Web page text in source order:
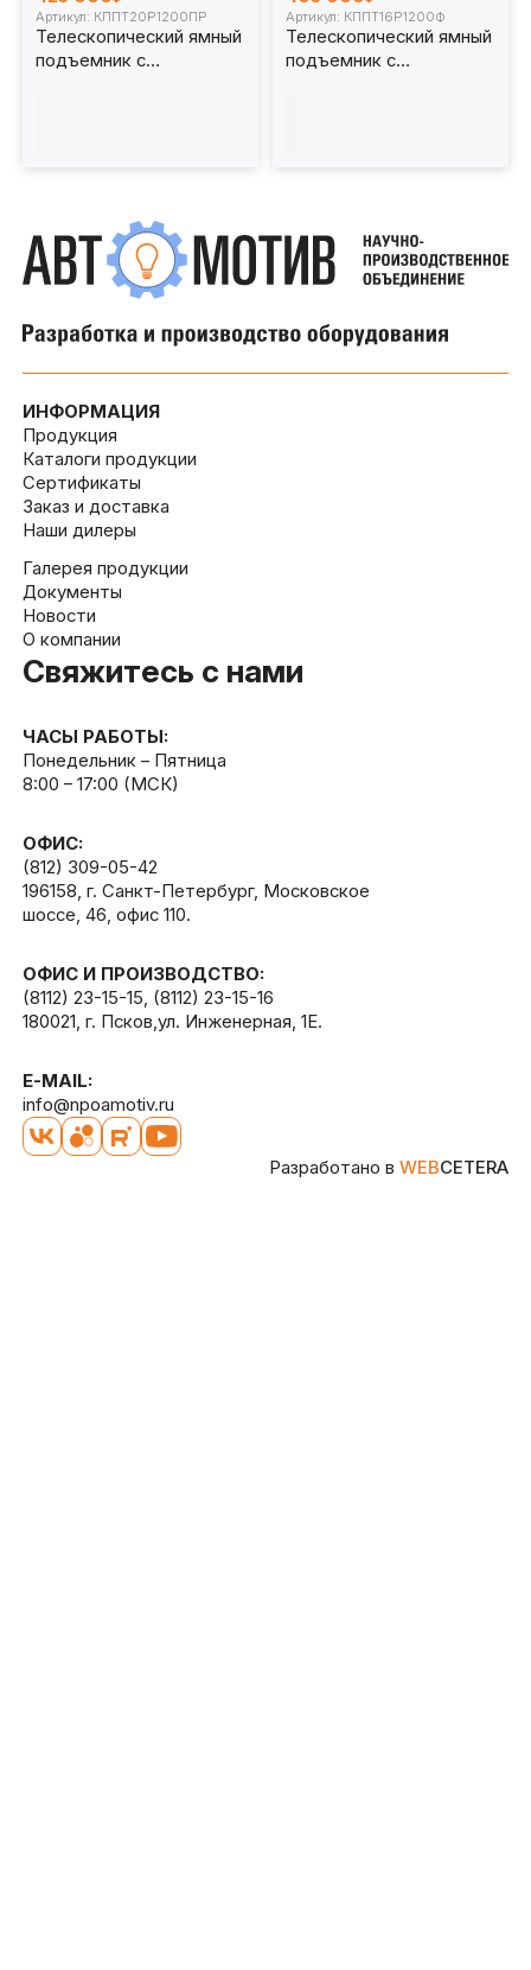
Артикул: КППТ20Р1200ПР
Телескопический ямный
подъемник с
Артикул: КППТ16Р1200Ф
Телескопический ямный
подъемник с
ИНФОРМАЦИЯ
Продукция
Каталоги продукции
Сертификаты
Заказ и доставка
Наши дилеры
Галерея продукции
Документы
Новости
О компании
Свяжитесь с нами
ЧАСЫ РАБОТЫ:
Понедельник – Пятница
8:00 – 17:00 (МСК)
ОФИС:
(812) 309-05-42
196158, г. Санкт-Петербург, Московское
шоссе, 46, офис 110.
ОФИС И ПРОИЗВОДСТВО:
(8112) 23-15-15, (8112) 23-15-16
180021, г. Псков,ул. Инженерная, 1Е.
E-MAIL:
info@npoamotiv.ru
Разработано вWEBCETERA